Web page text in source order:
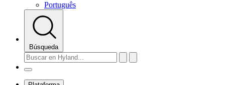
Português
Búsqueda